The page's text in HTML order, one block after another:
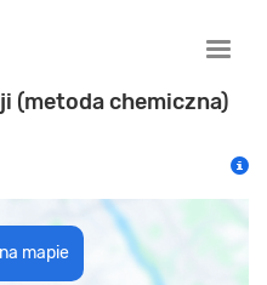
Toggle
(metoda chemiczna)
mapie